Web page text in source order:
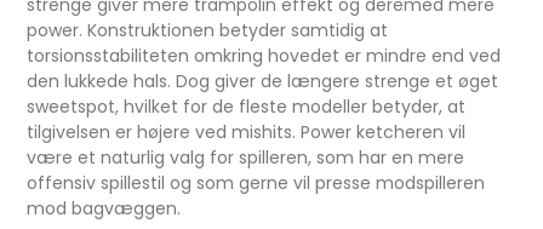
strenge giver mere trampolin effekt og deremed mere
power. Konstruktionen betyder samtidig at
torsionsstabiliteten omkring hovedet er mindre end ved
den lukkede hals. Dog giver de længere strenge et øget
sweetspot, hvilket for de fleste modeller betyder, at
tilgivelsen er højere ved mishits. Power ketcheren vil
være et naturlig valg for spilleren, som har en mere
offensiv spillestil og som gerne vil presse modspilleren
mod bagvæggen.